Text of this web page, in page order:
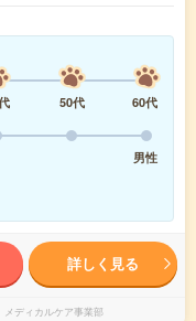
50代
60代
男性
詳しく見る
ディカルケア事業部